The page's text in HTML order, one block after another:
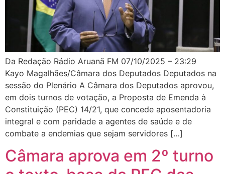
Da Redação Rádio Aruanã FM 07/10/2025 – 23:29
Kayo Magalhães/Câmara dos Deputados Deputados na
sessão do Plenário A Câmara dos Deputados aprovou,
em dois turnos de votação, a Proposta de Emenda à
Constituição (PEC) 14/21, que concede aposentadoria
integral e com paridade a agentes de saúde e de
combate a endemias que sejam servidores […]
Câmara aprova em 2º turno